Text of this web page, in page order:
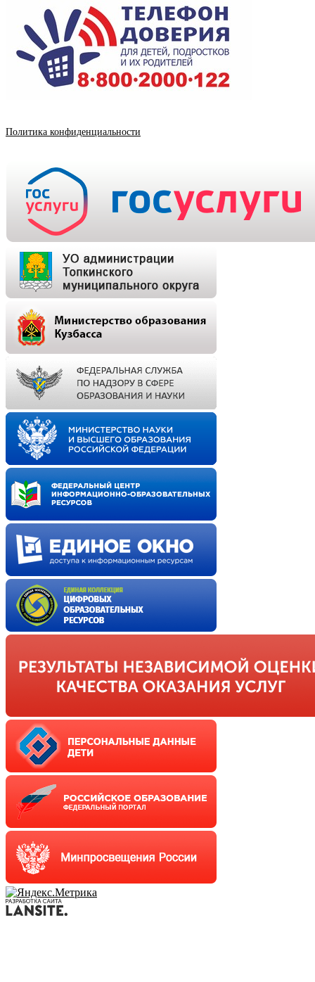
Политика конфиденциальности